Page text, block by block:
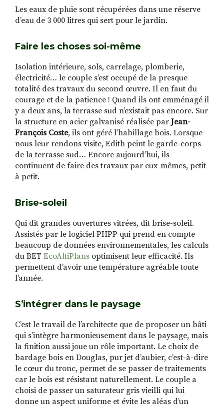
Les eaux de pluie sont récupérées dans une réserve
d’eau de 3 000 litres qui sert pour le jardin.
Faire les choses soi-même
Isolation intérieure, sols, carrelage, plomberie,
électricité… le couple s’est occupé de la presque
totalité des travaux du second œuvre. Il en faut du
courage et de la patience ! Quand ils ont emménagé il
y a deux ans, la terrasse sud n’existait pas encore. Sur
la structure en acier galvanisé réalisée parJean-
François Coste, ils ont géré l’habillage bois. Lorsque
nous leur rendons visite, Edith peint le garde-corps
de la terrasse sud… Encore aujourd’hui, ils
continuent de faire des travaux par eux-mêmes, petit
à petit.
Brise-soleil
Qui dit grandes ouvertures vitrées, dit brise-soleil.
Assistés par le logiciel PHPP qui prend en compte
beaucoup de données environnementales, les calculs
du BET EcoAltiPlans optimisent leur efficacité. Ils
permettent d’avoir une température agréable toute
l’année.
S’intégrer dans le paysage
C’est le travail de l’architecte que de proposer un bâti
qui s’intègre harmonieusement dans le paysage, mais
la finition aussi joue un rôle important. Le choix de
bardage bois en Douglas, pur jet d’aubier, c’est-à-dire
le cœur du tronc, permet de se passer de traitements
car le bois est résistant naturellement. Le couple a
choisi de passer un saturateur gris vieilli qui lui
donne un aspect uniforme et évite les aléas d’un